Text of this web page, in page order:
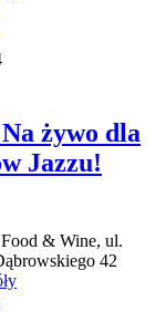
żywo dla
Jazzu!
& Wine, ul.
42